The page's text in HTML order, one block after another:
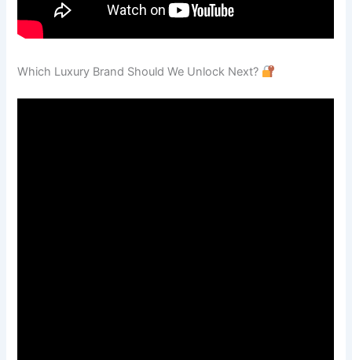
Which Luxury Brand Should We Unlock Next?